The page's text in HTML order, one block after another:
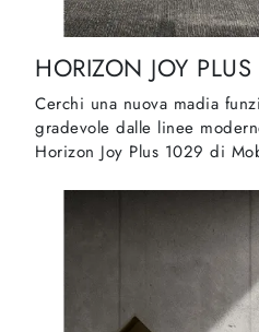
HORIZON JOY
Cerchi una nuova madia
gradevole dalle linee
Horizon Joy Plus 1029 di